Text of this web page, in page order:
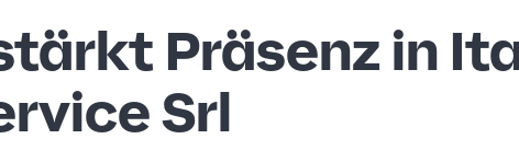
Präsenz in
Srl